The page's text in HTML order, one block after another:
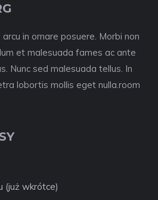
in ornare posuere. Morbi non
et malesuada fames ac ante
Nunc sed malesuada tellus. In
lobortis mollis eget nulla.room
(już wkrótce)